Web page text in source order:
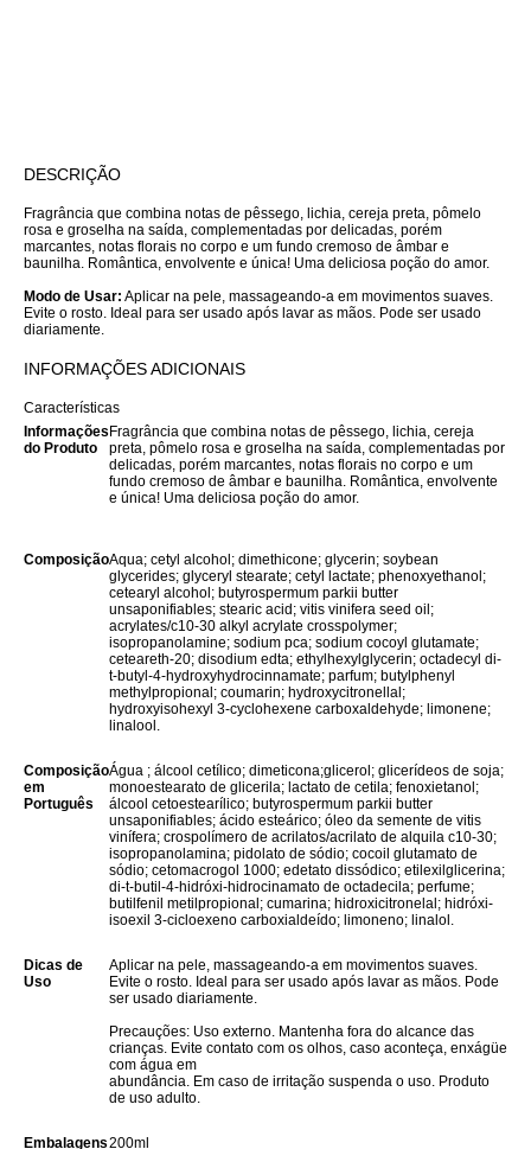
DESCRIÇÃO
Fragrância que combina notas de pêssego, lichia, cereja preta, pômelo
rosa e groselha na saída, complementadas por delicadas, porém
marcantes, notas florais no corpo e um fundo cremoso de âmbar e
baunilha. Romântica, envolvente e única! Uma deliciosa poção do amor.
Modo de Usar: Aplicar na pele, massageando-a em movimentos suaves.
Evite o rosto. Ideal para ser usado após lavar as mãos. Pode ser usado
diariamente.
INFORMAÇÕES ADICIONAIS
Características
Informações
do Produto
Fragrância que combina notas de pêssego, lichia, cereja
preta, pômelo rosa e groselha na saída, complementadas por
delicadas, porém marcantes, notas florais no corpo e um
fundo cremoso de âmbar e baunilha. Romântica, envolvente
e única! Uma deliciosa poção do amor.
ComposiçãoAqua; cetyl alcohol; dimethicone; glycerin; soybean
glycerides; glyceryl stearate; cetyl lactate; phenoxyethanol;
cetearyl alcohol; butyrospermum parkii butter
unsaponifiables; stearic acid; vitis vinifera seed oil;
acrylates/c10-30 alkyl acrylate crosspolymer;
isopropanolamine; sodium pca; sodium cocoyl glutamate;
ceteareth-20; disodium edta; ethylhexylglycerin; octadecyl di-
t-butyl-4-hydroxyhydrocinnamate; parfum; butylphenyl
methylpropional; coumarin; hydroxycitronellal;
hydroxyisohexyl 3-cyclohexene carboxaldehyde; limonene;
linalool.
Composição
em
Português
Água ; álcool cetílico; dimeticona;glicerol; glicerídeos de soja;
monoestearato de glicerila; lactato de cetila; fenoxietanol;
álcool cetoestearílico; butyrospermum parkii butter
unsaponifiables; ácido esteárico; óleo da semente de vitis
vinífera; crospolímero de acrilatos/acrilato de alquila c10-30;
isopropanolamina; pidolato de sódio; cocoil glutamato de
sódio; cetomacrogol 1000; edetato dissódico; etilexilglicerina;
di-t-butil-4-hidróxi-hidrocinamato de octadecila; perfume;
butilfenil metilpropional; cumarina; hidroxicitronelal; hidróxi-
isoexil 3-cicloexeno carboxialdeído; limoneno; linalol.
Dicas de
Uso
Aplicar na pele, massageando-a em movimentos suaves.
Evite o rosto. Ideal para ser usado após lavar as mãos. Pode
ser usado diariamente.
Precauções: Uso externo. Mantenha fora do alcance das
crianças. Evite contato com os olhos, caso aconteça, enxágüe
com água em
abundância. Em caso de irritação suspenda o uso. Produto
de uso adulto.
Embalagens200ml